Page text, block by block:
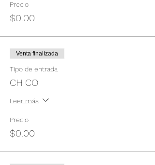
Precio
$0.00
Venta finalizada
Tipo de entrada
CHICO
Leer más
Precio
$0.00